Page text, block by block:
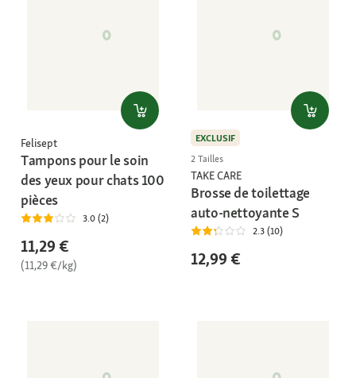
Felisept
Tampons pour le soin
des yeux pour chats 100
pièces
3.0 (2)
11,29 €
(11,29 €/kg)
EXCLUSIF
2 Tailles
TAKE CARE
Brosse de toilettage
auto-nettoyante S
2.3 (10)
12,99 €